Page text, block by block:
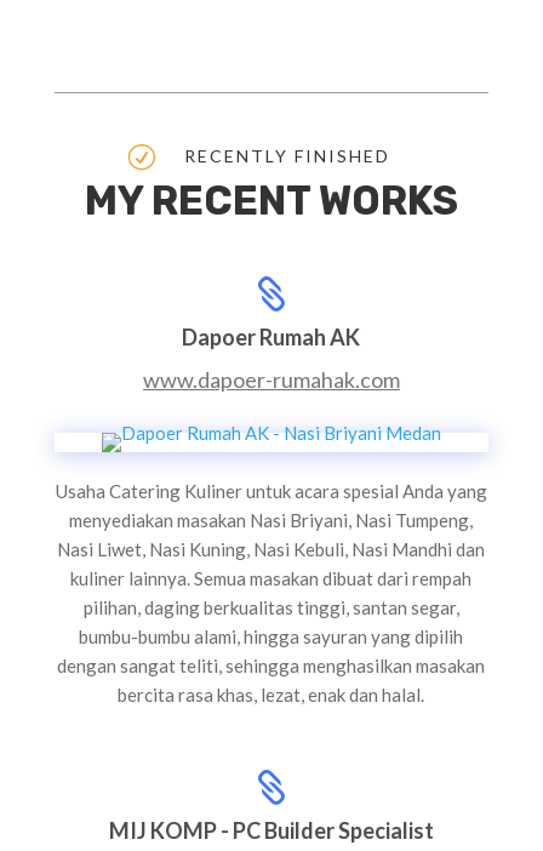
R RECENTLY FINISHED
MY RECENT WORKS

Dapoer Rumah AK
www.dapoer-rumahak.com
Usaha Catering Kuliner untuk acara spesial Anda yang
menyediakan masakan Nasi Briyani, Nasi Tumpeng,
Nasi Liwet, Nasi Kuning, Nasi Kebuli, Nasi Mandhi dan
kuliner lainnya. Semua masakan dibuat dari rempah
pilihan, daging berkualitas tinggi, santan segar,
bumbu-bumbu alami, hingga sayuran yang dipilih
dengan sangat teliti, sehingga menghasilkan masakan
bercita rasa khas, lezat, enak dan halal.

MIJ KOMP - PC Builder Specialist